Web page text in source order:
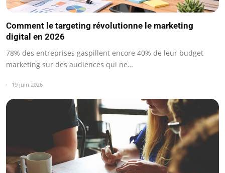
Comment le targeting révolutionne le marketing
digital en 2026
78% des entreprises gaspillent encore 40% de leur budget
marketing sur des audiences qui ne…
19 juin 2026